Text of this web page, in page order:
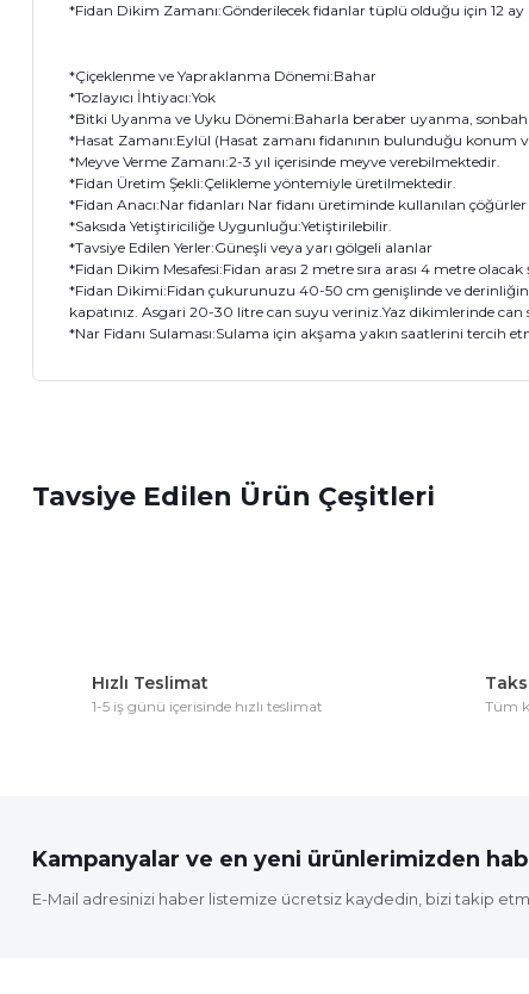
*Fidan Dikim Zamanı:Gönderilecek fidanlar tüplü olduğu için 12
*Çiçeklenme ve Yapraklanma Dönemi:Bahar
*Tozlayıcı İhtiyacı:Yok
*Bitki Uyanma ve Uyku Dönemi:Baharla beraber uyanma,
*Hasat Zamanı:Eylül (Hasat zamanı fidanının bulunduğu konum
*Meyve Verme Zamanı:2-3 yıl içerisinde meyve verebilmektedir.
*Fidan Üretim Şekli:Çelikleme yöntemiyle üretilmektedir.
*Fidan Anacı:Nar fidanları Nar fidanı üretiminde kullanılan çöğürler
*Saksıda Yetiştiriciliğe Uygunluğu:Yetiştirilebilir.
*Tavsiye Edilen Yerler:Güneşli veya yarı gölgeli alanlar
*Fidan Dikim Mesafesi:Fidan arası 2 metre sıra arası 4 metre
*Fidan Dikimi:Fidan çukurunuzu 40-50 cm genişlinde ve
kapatınız. Asgari 20-30 litre can suyu veriniz.Yaz dikimlerinde can
*Nar Fidanı Sulaması:Sulama için akşama yakın saatlerini tercih
Ürün resmi kalitesiz, bozuk veya görüntülenemiyor.
Tavsiye Edilen Ürün Çeşitleri
Hızlı Teslimat
1-5 iş günü içerisinde hızlı teslimat Tüm
Kampanyalar ve en yeni ürünlerimizden
E-Mail adresinizi haber listemize ücretsiz kaydedin, bizi takip